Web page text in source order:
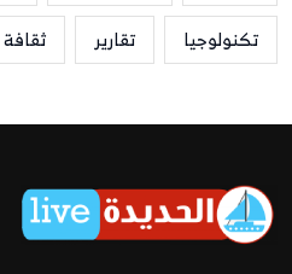
تكنولوجيا
تقارير ثقافة